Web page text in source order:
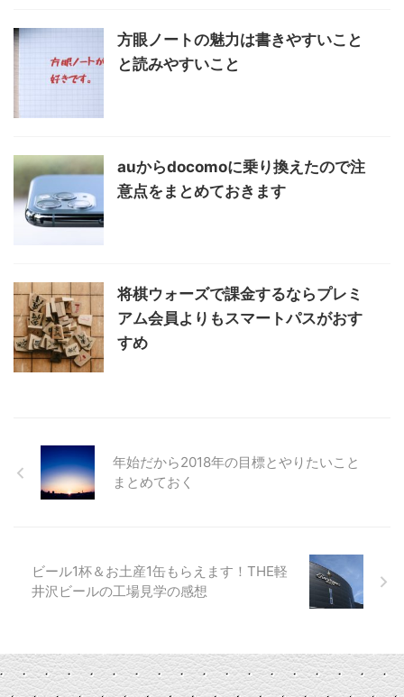
方眼ノートの魅力は書きやすいこと
と読みやすいこと
auからdocomoに乗り換えたので注
意点をまとめておきます
将棋ウォーズで課金するならプレミ
アム会員よりもスマートパスがおす
すめ
年始だから2018年の目標とやりたいこと
まとめておく
ビール1杯＆お土産1缶もらえます！THE軽
井沢ビールの工場見学の感想